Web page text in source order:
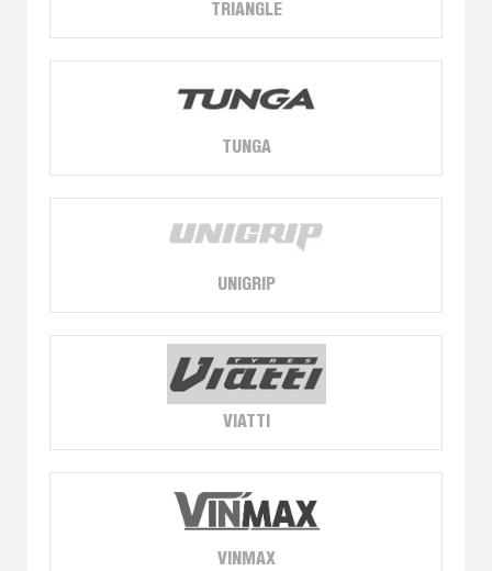
TRIANGLE
TUNGA
UNIGRIP
VIATTI
VINMAX